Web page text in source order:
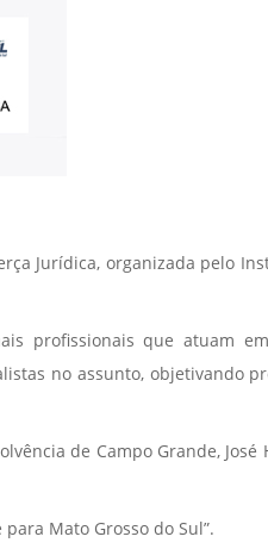
Jurídica, organizada pelo
profissionais que atuam
no assunto, objetivando
de Campo Grande, José
Mato Grosso do Sul”.